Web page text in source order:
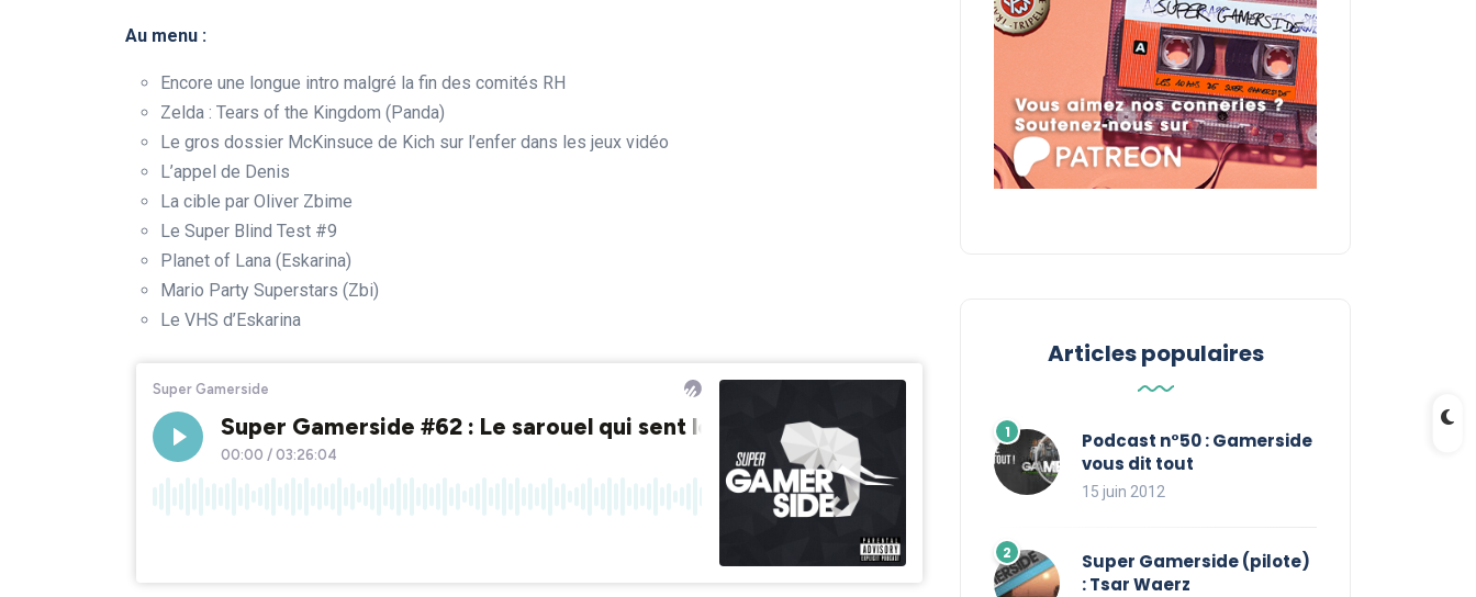
Au menu :
Encore une longue intro malgré la fin des comités RH
Zelda : Tears of the Kingdom (Panda)
Le gros dossier McKinsuce de Kich sur l’enfer dans les jeux vidéo
L’appel de Denis
La cible par Oliver Zbime
Le Super Blind Test #9
Planet of Lana (Eskarina)
Mario Party Superstars (Zbi)
Le VHS d’Eskarina
Articles populaires
Podcast n°50 : Gamerside
vous dit tout
15 juin 2012
Super Gamerside (pilote)
: Tsar Waerz